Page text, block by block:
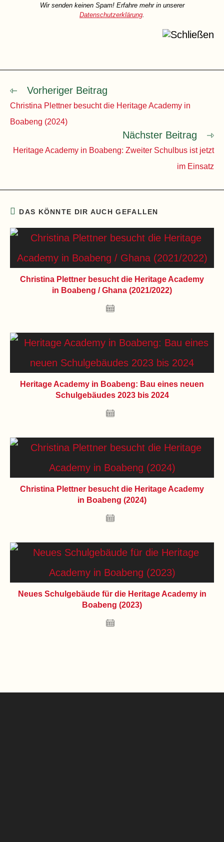
Wir senden keinen Spam! Erfahre mehr in unserer
Datenschutzerklärung
Weitere
ansehen
Vorheriger Beitrag
Christina Plettner besucht die Heritage Academy in
Boabeng (2024)
Nächster Beitrag
Heritage Academy in Boabeng: Zweiter Schulbus ist jetzt
im Einsatz
DAS KÖNNTE DIR AUCH GEFALLEN
Christina Plettner besucht die Heritage Academy
in Boabeng / Ghana (2021/2022)
Heritage Academy in Boabeng: Bau eines neuen
Schulgebäudes 2023 bis 2024
Christina Plettner besucht die Heritage Academy
in Boabeng (2024)
Neues Schulgebäude für die Heritage Academy in
Boabeng (2023)